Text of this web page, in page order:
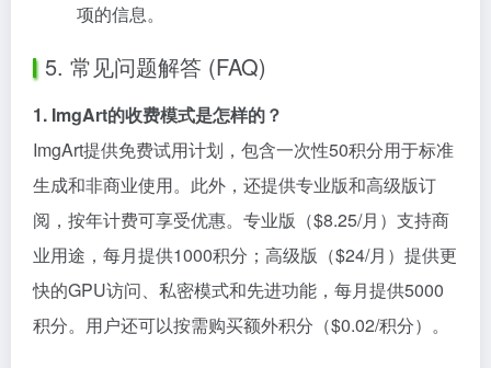
项的信息。
5. 常见问题解答 (FAQ)
1. ImgArt的收费模式是怎样的？
ImgArt提供免费试用计划，包含一次性50积分用于标准
生成和非商业使用。此外，还提供专业版和高级版订
阅，按年计费可享受优惠。专业版（$8.25/月）支持商
业用途，每月提供1000积分；高级版（$24/月）提供更
快的GPU访问、私密模式和先进功能，每月提供5000
积分。用户还可以按需购买额外积分（$0.02/积分）。